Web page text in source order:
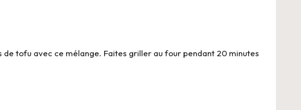
de tofu avec ce mélange. Faites griller au four pendant 20 minutes